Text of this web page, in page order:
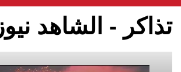
تذاكر - الشاهد نيوز